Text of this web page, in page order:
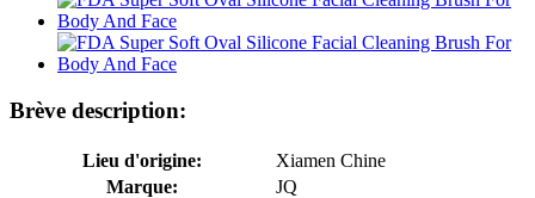
Brève description:
Lieu d'origine:
Xiamen Chine
Marque:
JQ